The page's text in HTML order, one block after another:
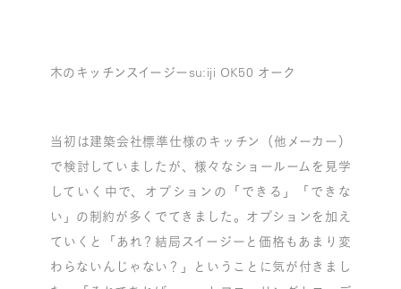
木のキッチンスイージーsu:iji OK50 オーク
当初は建築会社標準仕様のキッチン（他メーカー）
で検討していましたが、様々なショールームを見学
していく中で、オプションの「できる」「できな
い」の制約が多くでてきました。オプションを加え
ていくと「あれ？結局スイージーと価格もあまり変
わらないんじゃない？」ということに気が付きまし